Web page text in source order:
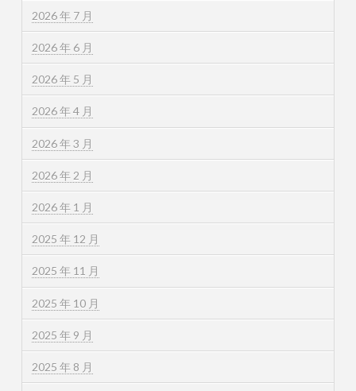
2026 年 7 月
2026 年 6 月
2026 年 5 月
2026 年 4 月
2026 年 3 月
2026 年 2 月
2026 年 1 月
2025 年 12 月
2025 年 11 月
2025 年 10 月
2025 年 9 月
2025 年 8 月